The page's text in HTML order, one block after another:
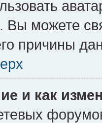
Вы можете
причины
и как